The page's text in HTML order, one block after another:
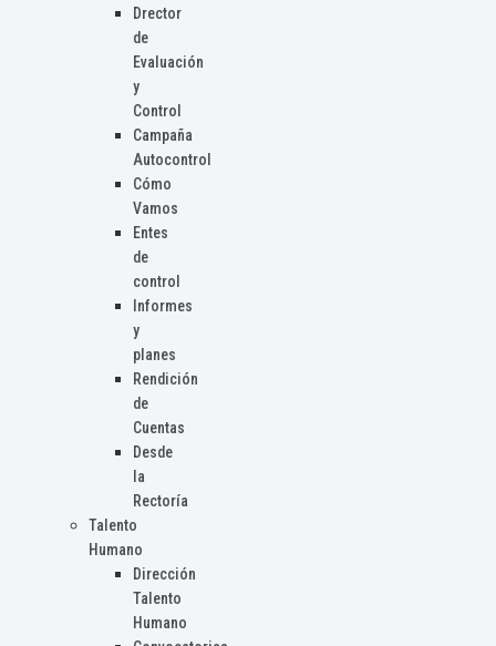
Drector
de
Evaluación
y
Control
Campaña
Autocontrol
Cómo
Vamos
Entes
de
control
Informes
y
planes
Rendición
de
Cuentas
Desde
la
Rectoría
Talento
Humano
Dirección
Talento
Humano